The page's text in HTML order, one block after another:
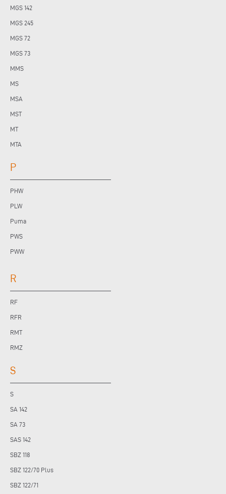
MGS 142
MGS 245
MGS 72
MGS 73
MMS
MS
MSA
MST
MT
MTA
P
PHW
PLW
Puma
PWS
PWW
R
RF
RFR
RMT
RMZ
S
S
SA 142
SA 73
SAS 142
SBZ 118
SBZ 122/70 Plus
SBZ 122/71